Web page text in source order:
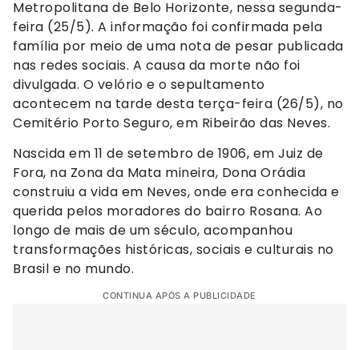
Metropolitana de Belo Horizonte, nessa segunda-
feira (25/5). A informação foi confirmada pela
família por meio de uma nota de pesar publicada
nas redes sociais. A causa da morte não foi
divulgada. O velório e o sepultamento
acontecem na tarde desta terça-feira (26/5), no
Cemitério Porto Seguro, em Ribeirão das Neves.
Nascida em 11 de setembro de 1906, em Juiz de
Fora, na Zona da Mata mineira, Dona Orádia
construiu a vida em Neves, onde era conhecida e
querida pelos moradores do bairro Rosana. Ao
longo de mais de um século, acompanhou
transformações históricas, sociais e culturais no
Brasil e no mundo.
CONTINUA APÓS A PUBLICIDADE